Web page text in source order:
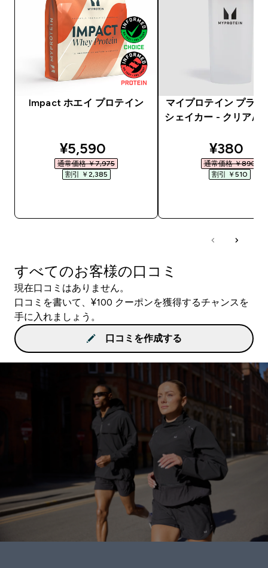
Impact ホエイ プロテイン
discounted price
¥5,590‎
通常価格 ￥7,975‎
割引 ￥2,385‎
マイプロテイン プラス
シェイカー - クリア/ブ
¥380‎
通常価格 ￥890‎
割引 ￥510‎
すべてのお客様の口コミ
現在口コミはありません。
口コミを書いて、¥100 クーポンを獲得するチャンスを
手に入れましょう。
口コミを作成する